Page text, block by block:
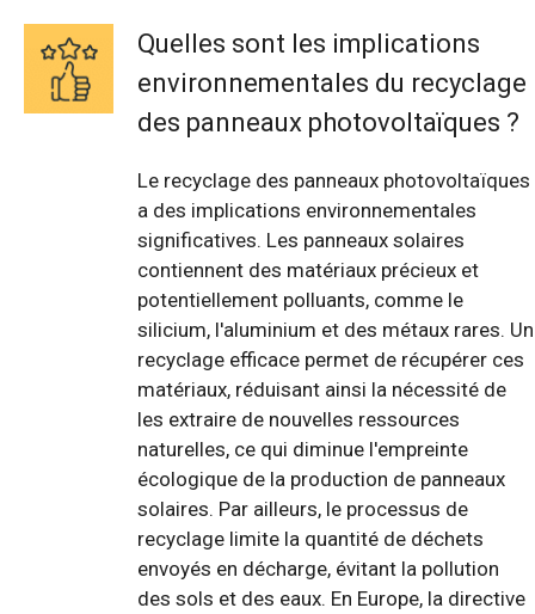
Quelles sont les implications
environnementales du recyclage
des panneaux photovoltaïques ?
Le recyclage des panneaux photovoltaïques
a des implications environnementales
significatives. Les panneaux solaires
contiennent des matériaux précieux et
potentiellement polluants, comme le
silicium, l'aluminium et des métaux rares. Un
recyclage efficace permet de récupérer ces
matériaux, réduisant ainsi la nécessité de
les extraire de nouvelles ressources
naturelles, ce qui diminue l'empreinte
écologique de la production de panneaux
solaires. Par ailleurs, le processus de
recyclage limite la quantité de déchets
envoyés en décharge, évitant la pollution
des sols et des eaux. En Europe, la directive